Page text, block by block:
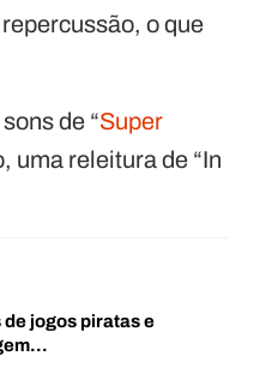
o que
de “Super
uma releitura de “In
jogos piratas e